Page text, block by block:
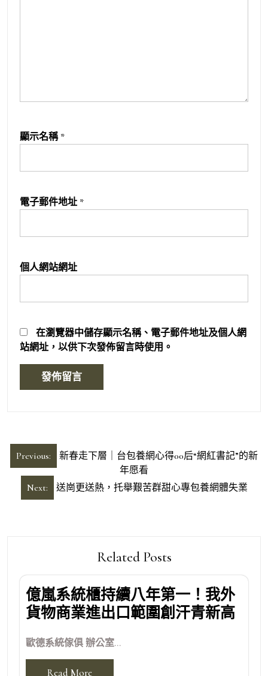
顯示名稱 *
電子郵件地址 *
個人網站網址
在瀏覽器中儲存顯示名稱、電子郵件地址及個人網
站網址，以供下次發佈留言時使用。
文
章
Previous:
新春走下層｜台包養網心得00后“網紅書記”的新
年愿看
Next:
送崗更送熱，托舉艱苦群甜心專包養網體失業
Related Posts
億嵐系統櫃持續八年第一！我外
貨物商業進出口範圍創汗青新高
歐德系統傢俱 辦公室...
Read More